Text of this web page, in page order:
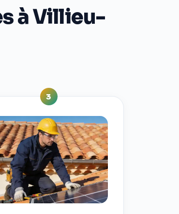
à Villieu-
3